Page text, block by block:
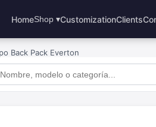
HomeShop ▾CustomizationClients
Back Pack Everton